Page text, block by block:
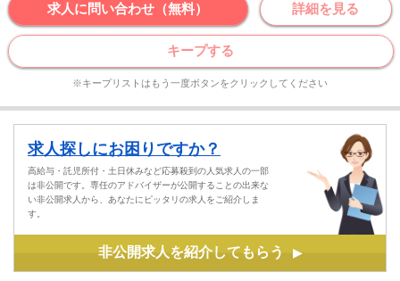
求人に問い合わせ（無料） 詳細を見る
キープする
※キープリストはもう一度ボタンをクリックしてください
求人探しにお困りですか？
高給与・託児所付・土日休みなど応募殺到の人気求人の一部
は非公開です。専任のアドバイザーが公開することの出来な
い非公開求人から、あなたにピッタリの求人をご紹介しま
す。
非公開求人を紹介してもらう ▶